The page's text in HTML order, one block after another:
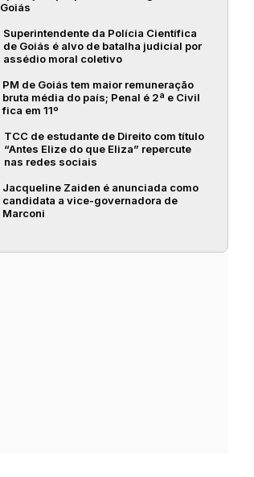
Goiás
Superintendente da Polícia Científica
de Goiás é alvo de batalha judicial por
assédio moral coletivo
PM de Goiás tem maior remuneração
bruta média do país; Penal é 2ª e Civil
fica em 11º
TCC de estudante de Direito com título
“Antes Elize do que Eliza” repercute
nas redes sociais
Jacqueline Zaiden é anunciada como
candidata a vice-governadora de
Marconi